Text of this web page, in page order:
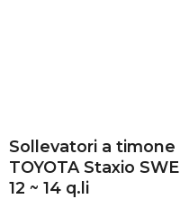
Sollevatori a timone
TOYOTA Staxio SWE
12 ~ 14 q.li